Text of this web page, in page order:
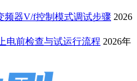
频器V/f控制模式调试步骤 2026
电前检查与试运行流程 2026年